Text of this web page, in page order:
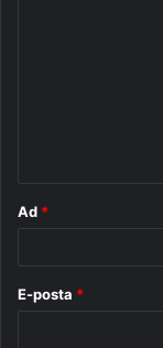
Ad *
E-posta *